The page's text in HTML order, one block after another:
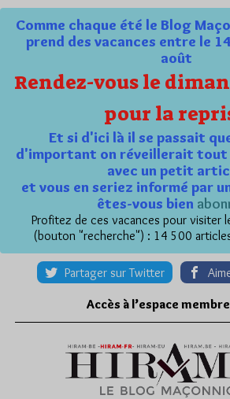
Comme chaque été le Blog
prend des vacances entre le
août
Rendez-vous le
pour la
Et si d'ici là il se passait
d'important on réveillerait tout
avec un petit
et vous en seriez informé par
êtes-vous bien
Profitez de ces vacances pour visiter
(bouton "recherche") : 14 500
Partager sur Twitter
Accès à l’espace membre